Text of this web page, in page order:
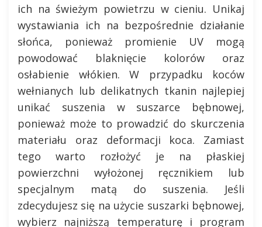
ich na świeżym powietrzu w cieniu. Unikaj
wystawiania ich na bezpośrednie działanie
słońca, ponieważ promienie UV mogą
powodować blaknięcie kolorów oraz
osłabienie włókien. W przypadku koców
wełnianych lub delikatnych tkanin najlepiej
unikać suszenia w suszarce bębnowej,
ponieważ może to prowadzić do skurczenia
materiału oraz deformacji koca. Zamiast
tego warto rozłożyć je na płaskiej
powierzchni wyłożonej ręcznikiem lub
specjalnym matą do suszenia. Jeśli
zdecydujesz się na użycie suszarki bębnowej,
wybierz najniższą temperaturę i program